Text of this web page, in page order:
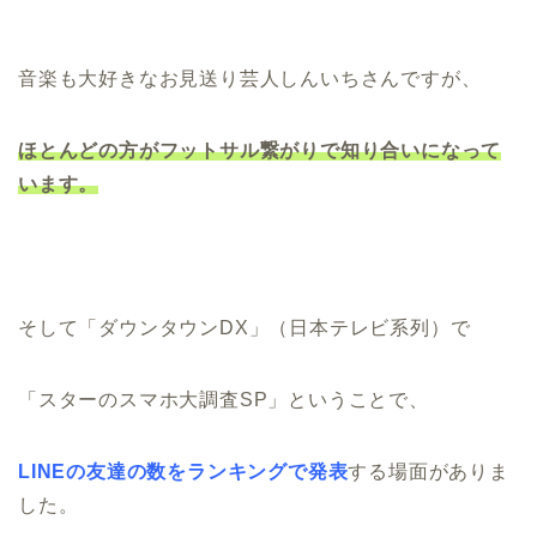
音楽も大好きなお見送り芸人しんいちさんですが、
ほとんどの方がフットサル繋がりで知り合いになって
います。
そして「ダウンタウンDX」（日本テレビ系列）で
「スターのスマホ大調査SP」ということで、
LINEの友達の数をランキングで発表する場面がありま
した。